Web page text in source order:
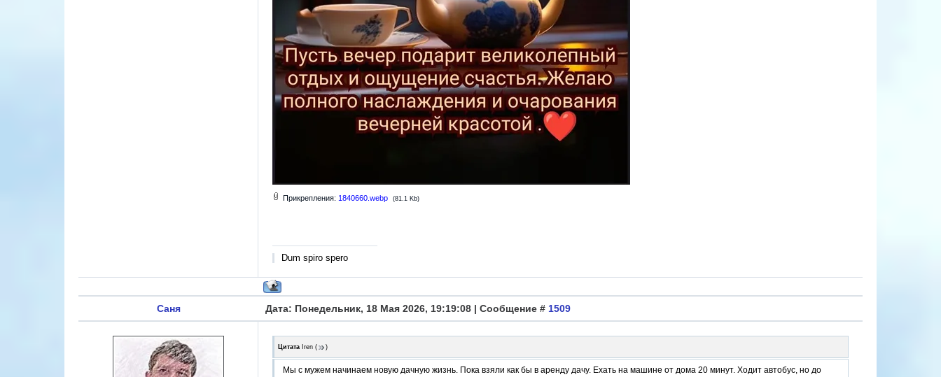
Прикрепления: 1840660.webp (81.1 Kb)
Dum spiro spero
Саня Дата: Понедельник, 18 Мая 2026, 19:19:08 | Сообщение # 1509
Цитата Iren ( )
Мы с мужем начинаем новую дачную жизнь. Пока взяли как бы в аренду дачу. Ехать на машине от дома 20 минут. Ходит автобус, но до